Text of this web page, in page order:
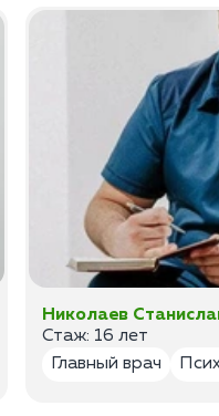
Николаев
Стаж: 16 лет
Главный врач